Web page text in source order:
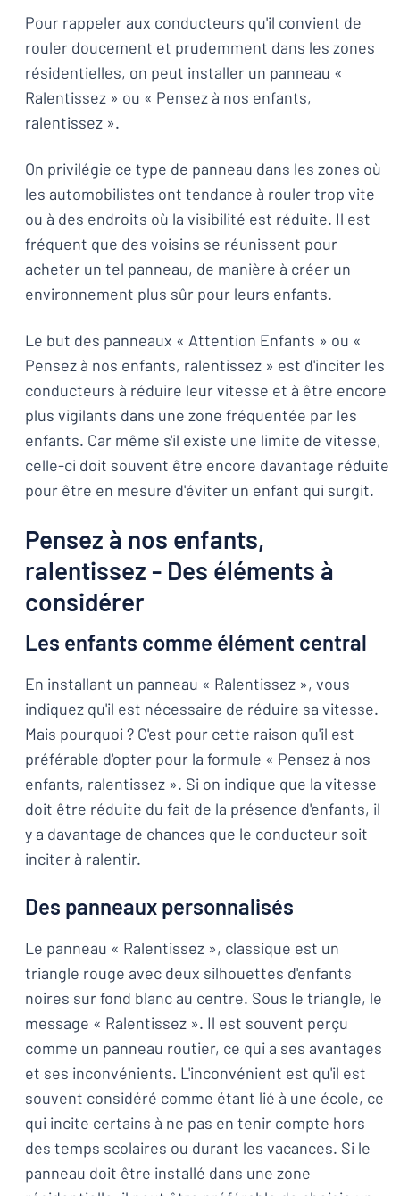
Pour rappeler aux conducteurs qu'il convient de
rouler doucement et prudemment dans les zones
résidentielles, on peut installer un panneau «
Ralentissez » ou « Pensez à nos enfants,
ralentissez ».
On privilégie ce type de panneau dans les zones où
les automobilistes ont tendance à rouler trop vite
ou à des endroits où la visibilité est réduite. Il est
fréquent que des voisins se réunissent pour
acheter un tel panneau, de manière à créer un
environnement plus sûr pour leurs enfants.
Le but des panneaux « Attention Enfants » ou «
Pensez à nos enfants, ralentissez » est d'inciter les
conducteurs à réduire leur vitesse et à être encore
plus vigilants dans une zone fréquentée par les
enfants. Car même s'il existe une limite de vitesse,
celle-ci doit souvent être encore davantage réduite
pour être en mesure d'éviter un enfant qui surgit.
Pensez à nos enfants,
ralentissez - Des éléments à
considérer
Les enfants comme élément central
En installant un panneau « Ralentissez », vous
indiquez qu'il est nécessaire de réduire sa vitesse.
Mais pourquoi ? C'est pour cette raison qu'il est
préférable d'opter pour la formule « Pensez à nos
enfants, ralentissez ». Si on indique que la vitesse
doit être réduite du fait de la présence d'enfants, il
y a davantage de chances que le conducteur soit
inciter à ralentir.
Des panneaux personnalisés
Le panneau « Ralentissez », classique est un
triangle rouge avec deux silhouettes d'enfants
noires sur fond blanc au centre. Sous le triangle, le
message « Ralentissez ». Il est souvent perçu
comme un panneau routier, ce qui a ses avantages
et ses inconvénients. L'inconvénient est qu'il est
souvent considéré comme étant lié à une école, ce
qui incite certains à ne pas en tenir compte hors
des temps scolaires ou durant les vacances. Si le
panneau doit être installé dans une zone